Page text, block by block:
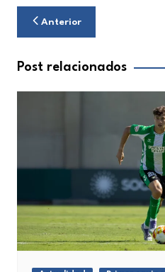
Navegación
de
entradas
Anterior
Post relacionados